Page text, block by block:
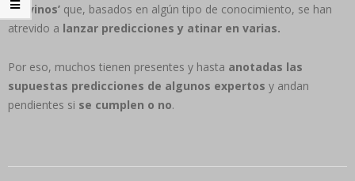
‘adivinos’ que, basados en algún tipo de conocimiento, se han
atrevido a lanzar predicciones y atinar en varias.
Por eso, muchos tienen presentes y hasta anotadas las
supuestas predicciones de algunos expertos y andan
pendientes si se cumplen o no.